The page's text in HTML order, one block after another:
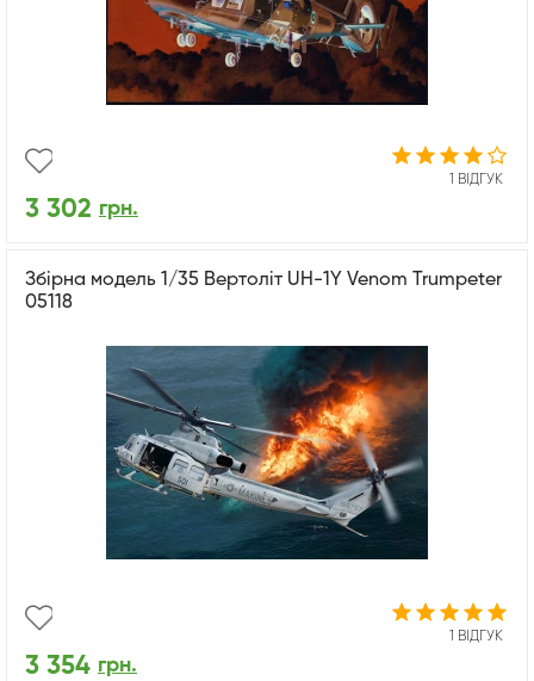
1 ВІДГУК
3 302 грн.
Збірна модель 1/35 Вертоліт UH-1Y Venom Trumpeter
05118
1 ВІДГУК
3 354 грн.